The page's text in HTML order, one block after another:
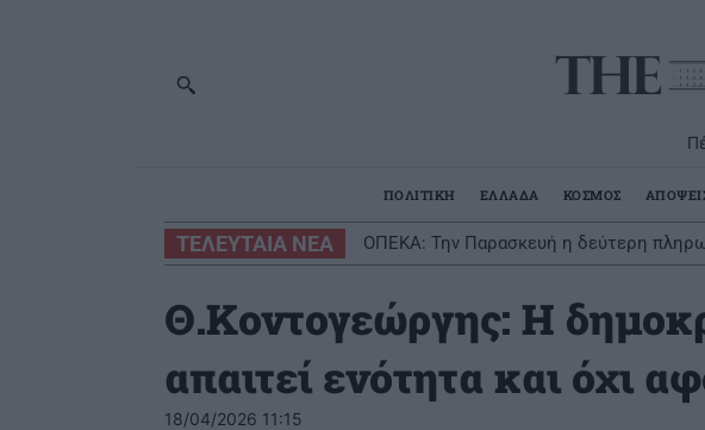
ΠΟΛΙΤΙΚΗ ΕΛΛΑΔΑ ΚΟΣΜΟΣ
ΤΕΛΕΥΤΑΙΑ ΝΕΑ ΟΠΕΚΑ: Την Παρασκευή η δεύτερη
Θ.Κοντογεώργης: Η
απαιτεί ενότητα και όχι
18/04/2026 11:15